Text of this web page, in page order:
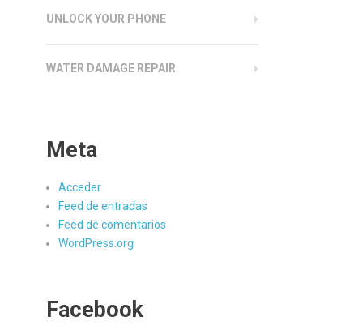
UNLOCK YOUR PHONE
WATER DAMAGE REPAIR
Meta
Acceder
Feed de entradas
Feed de comentarios
WordPress.org
Facebook